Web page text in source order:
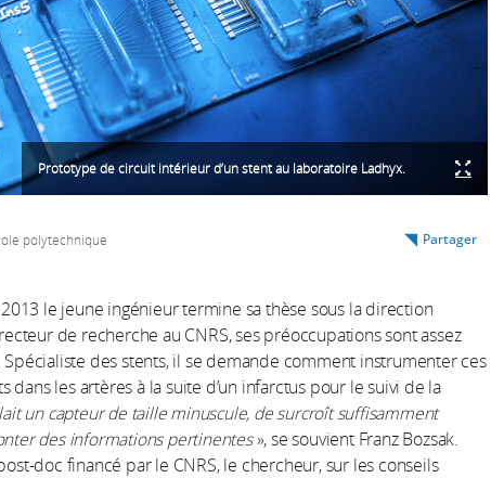
Prototype de circuit intérieur d’un stent au laboratoire Ladhyx.
polytechnique Partager
2013 le jeune ingénieur termine sa thèse sous la direction
de recherche au CNRS, ses préoccupations sont assez
Spécialiste des stents, il se demande comment instrumenter ces
dans les artères à la suite d’un infarctus pour le suivi de la
un capteur de taille minuscule, de surcroît suffisamment
des informations pertinentes», se souvient Franz Bozsak.
doc financé par le CNRS, le chercheur, sur les conseils